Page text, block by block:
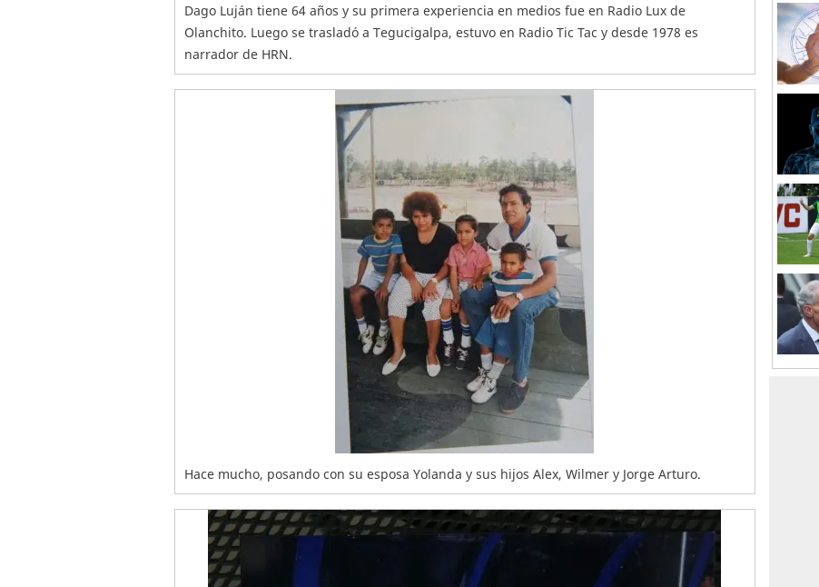
Dago Luján tiene 64 años y su primera experiencia en medios fue en Radio Lux de
Olanchito. Luego se trasladó a Tegucigalpa, estuvo en Radio Tic Tac y desde 1978 es
narrador de HRN.
Hace mucho, posando con su esposa Yolanda y sus hijos Alex, Wilmer y Jorge Arturo.